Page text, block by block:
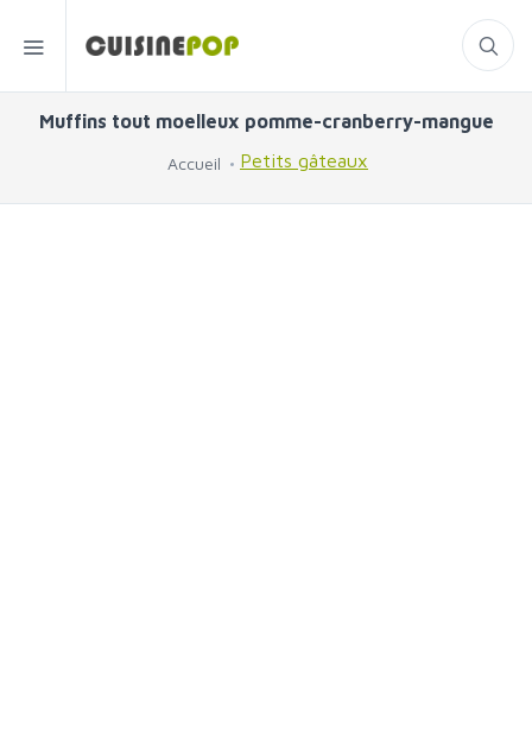
Muffins tout moelleux pomme-cranberry-mangue
Accueil Petits gâteaux